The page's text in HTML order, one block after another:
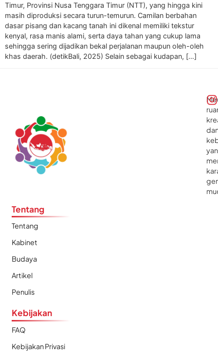
Timur, Provinsi Nusa Tenggara Timur (NTT), yang hingga kini
masih diproduksi secara turun-temurun. Camilan berbahan
dasar pisang dan kacang tanah ini dikenal memiliki tekstur
kenyal, rasa manis alami, serta daya tahan yang cukup lama
sehingga sering dijadikan bekal perjalanan maupun oleh-oleh
khas daerah. (detikBali, 2025) Selain sebagai kudapan, […]
Tentang
Tentang
Kabinet
Budaya
Artikel
Penulis
Kebijakan
FAQ
Kebijakan Privasi